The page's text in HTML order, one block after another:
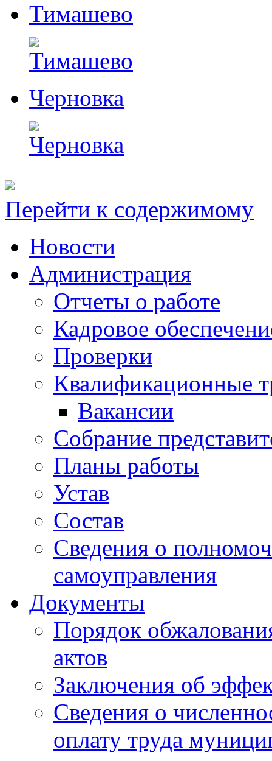
Тимашево
Черновка
Перейти к содержимому
Новости
Администрация
Отчеты о работе
Кадровое
Проверки
Квалификационные
Вакансии
Собрание
Планы работы
Устав
Состав
Сведения о
самоуправления
Документы
Порядок
актов
Заключения об
Сведения о
оплату труда